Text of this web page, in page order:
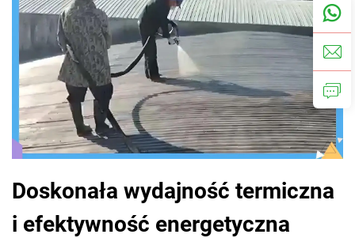
Doskonała wydajność termiczna
i efektywność energetyczna